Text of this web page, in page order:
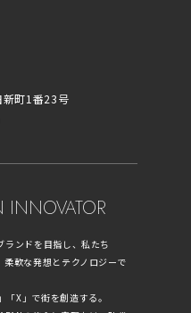
新町1番23号
INNOVATOR
ンドを目指し、私たち
軟な発想とテクノロジーで
X」で街を創造する。